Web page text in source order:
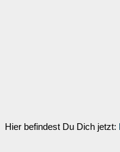
Hier befindest Du Dich jetzt: